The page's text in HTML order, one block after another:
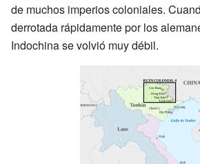
de muchos imperios coloniales.
derrotada rápidamente por los
Indochina se volvió muy débil.